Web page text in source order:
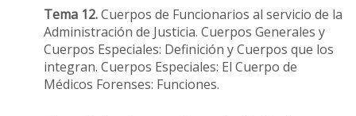
Tema 12.Cuerpos de Funcionarios al servicio de la
Administración de Justicia. Cuerpos Generales y
Cuerpos Especiales: Definición y Cuerpos que los
integran. Cuerpos Especiales: El Cuerpo de
Médicos Forenses: Funciones.